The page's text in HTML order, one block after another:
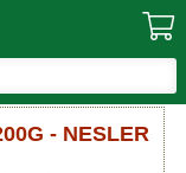
- NESLER